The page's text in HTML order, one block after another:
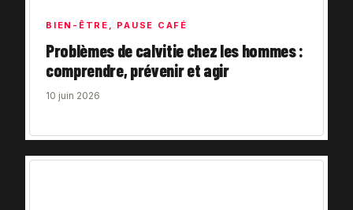
BIEN-ÊTRE , PAUSE CAFÉ
Problèmes de calvitie chez les hommes :
comprendre, prévenir et agir
10 juin 2026